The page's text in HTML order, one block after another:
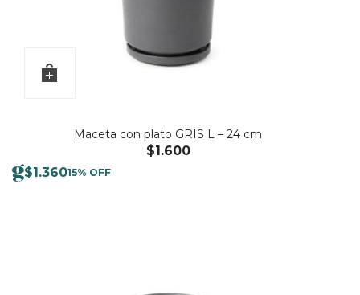
Maceta con plato GRIS L – 24 cm
$1.600
$1.36015% OFF